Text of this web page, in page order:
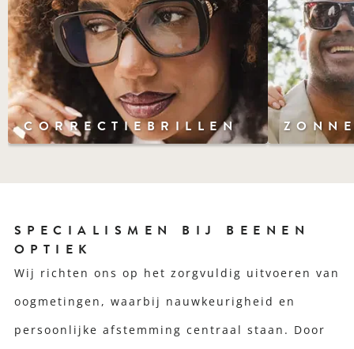
CORRECTIEBRILLEN
SPECIALISMEN BIJ BEENEN
OPTIEK
Wij richten ons op het zorgvuldig uitvoeren van
oogmetingen, waarbij nauwkeurigheid en
persoonlijke afstemming centraal staan. Door